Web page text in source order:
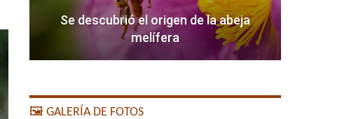
Se descubrió el origen de la abeja
melífera
🖼️ GALERÍA DE FOTOS